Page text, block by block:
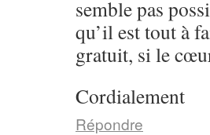
semble pas
qu’il est tout à
gratuit, si le
Cordialement
Répondre